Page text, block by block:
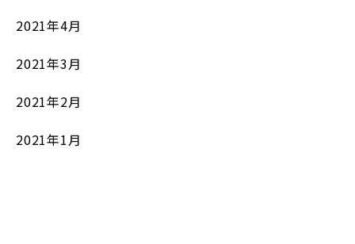
2021年4月
2021年3月
2021年2月
2021年1月